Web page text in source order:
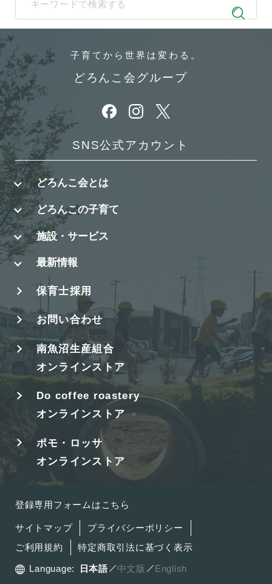
When autocomplete results are available use up and down
子育てから 世界は変わる。
どろんこ会グループ
別ウィンドウで開きます
別ウィンドウで開きます
別ウィンドウで開きます
SNS公式アカウント
どろんこ会とは
どろんこの子育て
施設・サービス
最新情報
保育士採用
お問い合わせ
南魚沼生産組合
オンラインストア
Do coffee roastery
オンラインストア
ポモ・ロッサ
オンラインストア
登録専用フォームはこちら
サイトマップ
プライバシーポリシー
ご利用規約
特定商取引法に基づく表示
Language: 日本語 中文版 English